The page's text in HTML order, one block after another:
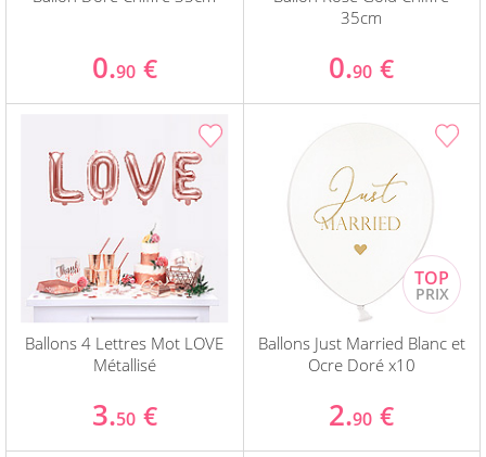
0.90 €
35cm
0.90 €
Ballons 4 Lettres Mot LOVE
Métallisé
3.50 €
Ballons Just Married Blanc et
Ocre Doré x10
2.90 €